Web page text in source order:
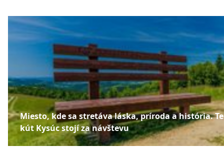
Miesto, kde sa stretáva láska, príroda a história.
kút Kysúc stojí za návštevu